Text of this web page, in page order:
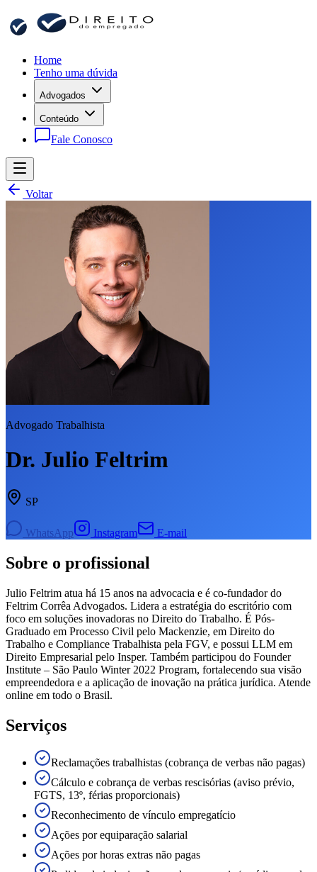
Home
Tenho uma dúvida
Advogados
Conteúdo
Fale Conosco
Voltar
Advogado Trabalhista
Dr. Julio Feltrim
SP
WhatsApp Instagram E-mail
Sobre o profissional
Julio Feltrim atua há 15 anos na advocacia e é co-fundador do
Feltrim Corrêa Advogados. Lidera a estratégia do escritório com
foco em soluções inovadoras no Direito do Trabalho. É Pós-
Graduado em Processo Civil pelo Mackenzie, em Direito do
Trabalho e Compliance Trabalhista pela FGV, e possui LLM em
Direito Empresarial pelo Insper. Também participou do Founder
Institute – São Paulo Winter 2022 Program, fortalecendo sua visão
empreendedora e a aplicação de inovação na prática jurídica. Atende
online em todo o Brasil.
Serviços
Reclamações trabalhistas (cobrança de verbas não pagas)
Cálculo e cobrança de verbas rescisórias (aviso prévio,
FGTS, 13º, férias proporcionais)
Reconhecimento de vínculo empregatício
Ações por equiparação salarial
Ações por horas extras não pagas